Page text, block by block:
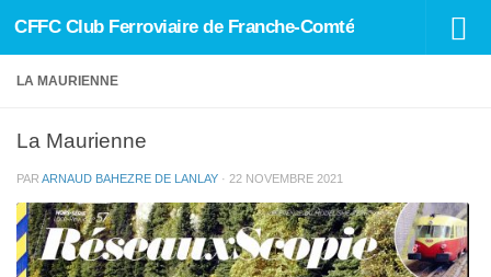
Skip to content
CFFC Club Ferroviaire de Franche-Comté
LA MAURIENNE
La Maurienne
PAR ARNAUD BAHEZRE DE LANLAY · 22 NOVEMBRE 2021